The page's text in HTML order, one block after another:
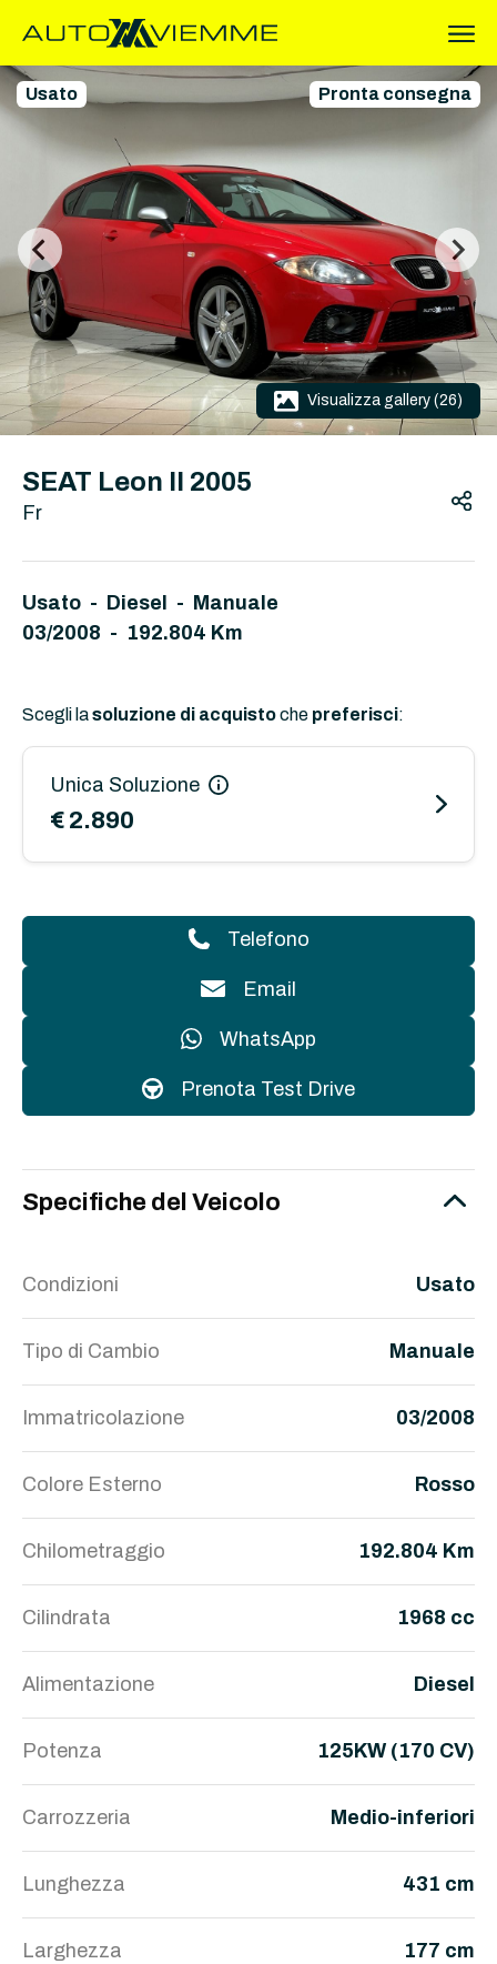
Usato Pronta consegna
Visualizza gallery (26)
SEAT Leon II 2005
Fr
Usato - Diesel - Manuale
03/2008 - 192.804 Km
Scegli lasoluzione di acquistoche preferisci:
Unica Soluzione
€ 2.890
Telefono
Email
WhatsApp
Prenota Test Drive
Specifiche del Veicolo
Condizioni Usato
Tipo di Cambio Manuale
Immatricolazione 03/2008
Colore Esterno Rosso
Chilometraggio 192.804 Km
Cilindrata 1968 cc
Alimentazione Diesel
Potenza 125KW (170 CV)
Carrozzeria Medio-inferiori
Lunghezza 431 cm
Larghezza 177 cm